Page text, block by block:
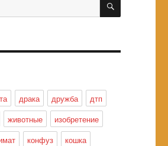
драка дружба
дтп
животные
изобретение
конфуз
кошка